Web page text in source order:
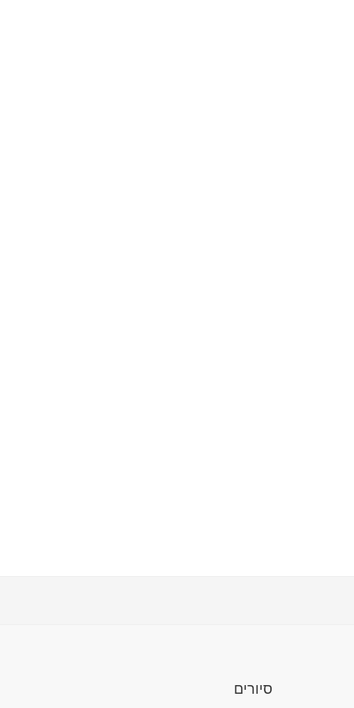
סיורים